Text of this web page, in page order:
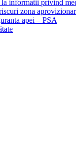
informatii privind
zona
apei – PSA